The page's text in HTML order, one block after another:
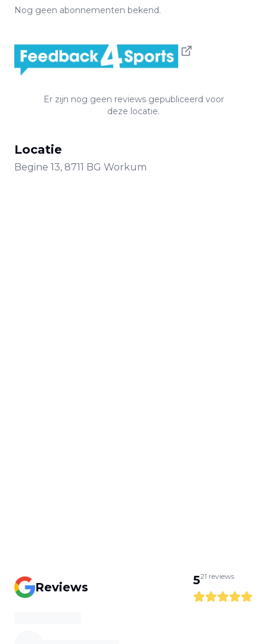
Nog geen abonnementen bekend.
Er zijn nog geen reviews gepubliceerd voor
deze locatie.
Locatie
Begine 13, 8711 BG Workum
Reviews 521 reviews